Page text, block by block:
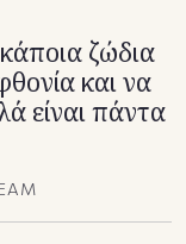
ζώδια
και να
είναι πάντα